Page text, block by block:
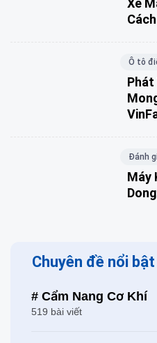
Ô tô
Phát
Đánh
Máy
Chuyên đề nổi bật
# Cẩm Nang Cơ Khí
519 bài viết